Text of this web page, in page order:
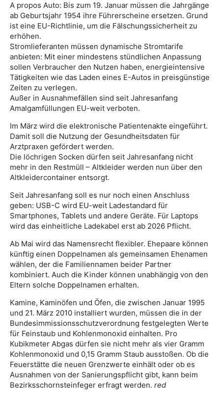
A propos Auto: Bis zum 19. Januar müssen die Jahrgänge
ab Geburtsjahr 1954 ihre Führerscheine ersetzen. Grund
ist eine EU-Richtlinie, um die Fälschungssicherheit zu
erhöhen.
Stromlieferanten müssen dynamische Stromtarife
anbieten: Mit einer mindestens stündlichen Anpassung
sollen Verbraucher den Nutzen haben, energieintensive
Tätigkeiten wie das Laden eines E-Autos in preisgünstige
Zeiten zu verlegen.
Außer in Ausnahmefällen sind seit Jahresanfang
Amalgamfüllungen EU-weit verboten.
Im März wird die elektronische Patientenakte eingeführt.
Damit soll die Nutzung der Gesundheitsdaten für
Arztpraxen gefördert werden.
Die löchrigen Socken dürfen seit Jahresanfang nicht
mehr in den Restmüll – Altkleider werden nun über den
Altkleidercontainer entsorgt.
Seit Jahresanfang soll es nur noch einen Anschluss
geben: USB-C wird EU-weit Ladestandard für
Smartphones, Tablets und andere Geräte. Für Laptops
wird das einheitliche Ladekabel erst ab 2026 Pflicht.
Ab Mai wird das Namensrecht flexibler. Ehepaare können
künftig einen Doppelnamen als gemeinsamen Ehenamen
wählen, der die Familiennamen beider Partner
kombiniert. Auch die Kinder können unabhängig von den
Eltern solche Doppelnamen erhalten.
Kamine, Kaminöfen und Öfen, die zwischen Januar 1995
und 21. März 2010 installiert wurden, müssen die in der
Bundesimmissionsschutzverordnung festgelegten Werte
für Feinstaub und Kohlenmonoxid einhalten. Pro
Kubikmeter Abgas dürfen sie nicht mehr als vier Gramm
Kohlenmonoxid und 0,15 Gramm Staub ausstoßen. Ob die
Feuerstätte die neuen Grenzwerte einhält oder ob es
Ausnahmen von der Sanierungspflicht gibt, kann beim
Bezirksschornsteinfeger erfragt werden. red